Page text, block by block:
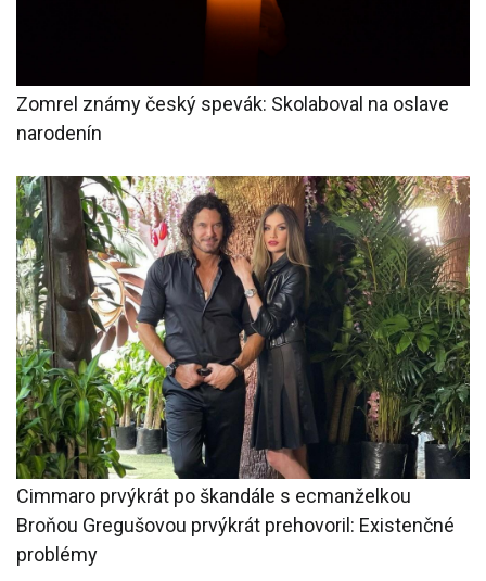
Zomrel známy český spevák: Skolaboval na oslave
narodenín
Cimmaro prvýkrát po škandále s ecmanželkou
Broňou Gregušovou prvýkrát prehovoril: Existenčné
problémy